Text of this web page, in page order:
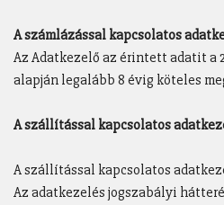
A számlázással kapcsolatos
Az Adatkezelő az érintett adatit a
alapján legalább 8 évig köteles
A szállítással kapcsolatos
A szállítással kapcsolatos
Az adatkezelés jogszabályi